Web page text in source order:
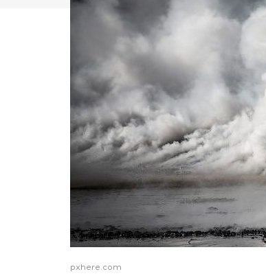
pxhere.com